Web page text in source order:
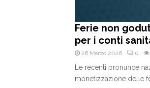
Ferie non
per i conti
26 Marzo 2026 0
Le recenti pronunce
monetizzazione delle